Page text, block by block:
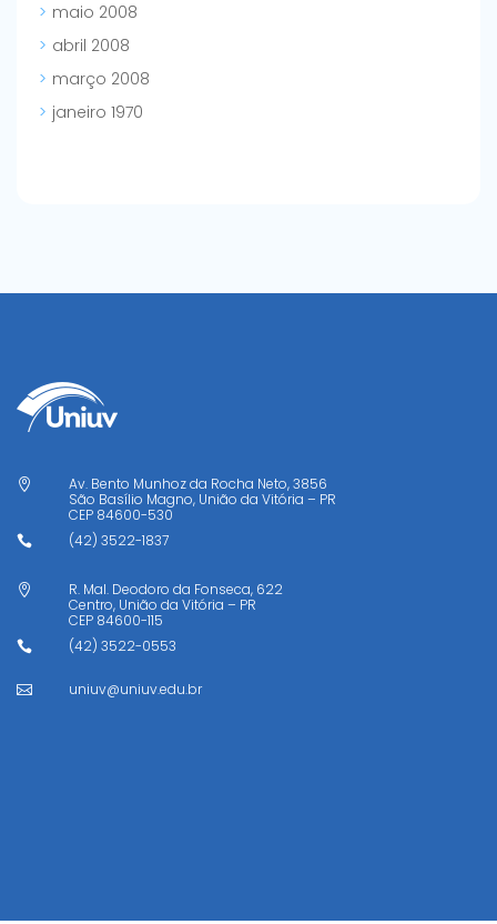
maio 2008
abril 2008
março 2008
janeiro 1970

Av. Bento Munhoz da Rocha Neto, 3856
São Basílio Magno, União da Vitória – PR
CEP 84600-530
 (42) 3522-1837

R. Mal. Deodoro da Fonseca, 622
Centro, União da Vitória – PR
CEP 84600-115
 (42) 3522-0553
 uniuv@uniuv.edu.br